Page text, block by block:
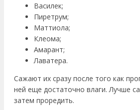
Василек;
Пиретрум;
Маттиола;
Клеома;
Амарант;
Лаватера.
Сажают их сразу после того как
ней еще достаточно влаги. Лучше
затем проредить.